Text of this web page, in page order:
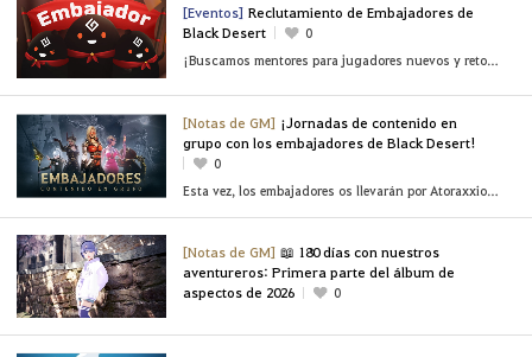
[Eventos] Reclutamiento de Embajadores de
Black Desert
0
¡Buscamos mentores para jugadores nuevos y retornados!
[Notas de GM] ¡Jornadas de contenido en
grupo con los embajadores de Black Desert!
0
Esta vez, los embajadores os llevarán por Atoraxxion, el Santuario Oscuro y alta mar
[Notas de GM] 📖 180 días con nuestros
aventureros: Primera parte del álbum de
aspectos de 2026
0